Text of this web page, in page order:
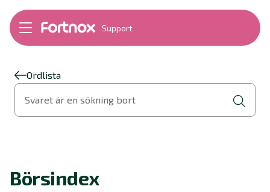
Support
Bokföring
Fakturering
Byt till Fortnox
Felsökning
Support Play
Ordlista
Svaret är en sökning bort
Börsindex